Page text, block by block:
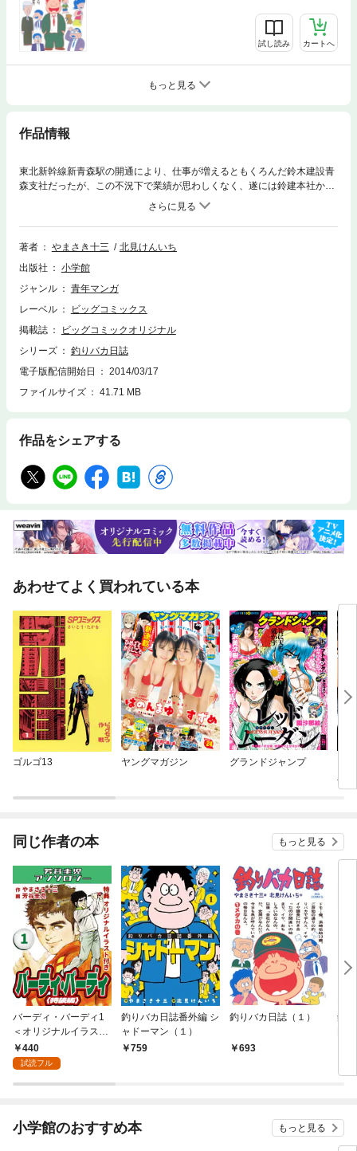
試し読み カートへ
もっと見る
作品情報
東北新幹線新青森駅の開通により、仕事が増えるともくろんだ鈴木建設青
森支社だったが、この不況下で業績が思わしくなく、遂には鈴建本社から
秋山副社長が支社長として派遣されることに……その同行者として白羽の
矢が立ったのは、鈴建イチの×社員と噂の浜崎伝助。食えない副支社長の
キンタこと平川とのこじれた関係は、あたかも中央官僚と地方行政の歯車
のずれ方のようで……！？仕事より釣りが最優先である浜崎伝助は、不況
の、今ある問題をさらりとネタにする大人のためのコメディー漫画の決定
版！！
著者 やまさき十三
北見けんいち
出版社
小学館
ジャンル
青年マンガ
レーベル
ビッグコミックス
掲載誌
ビッグコミックオリジナル
シリーズ
釣りバカ日誌
電子版配信開始日
2014/03/17
ファイルサイズ
41.71 MB
作品をシェアする
あわせてよく買われている本
ゴルゴ13 ヤングマガジン グランドジャンプ
版
同じ作者の本 もっと見る
バーディ・バーディ1
＜オリジナルイラスト
付き特装版＞・芳谷圭
児アンソロジー
440
試読フル
釣りバカ日誌番外編 シ
ャドーマン（１）
759
釣りバカ日誌（１）
693
釣
小学館のおすすめ本 もっと見る